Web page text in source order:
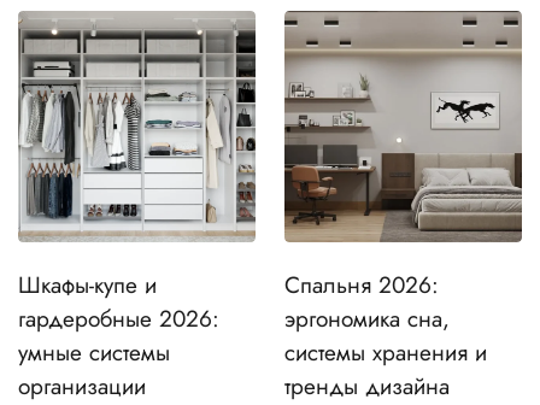
Шкафы-купе и
гардеробные 2026:
умные системы
организации
Спальня 2026:
эргономика сна,
системы хранения и
тренды дизайна